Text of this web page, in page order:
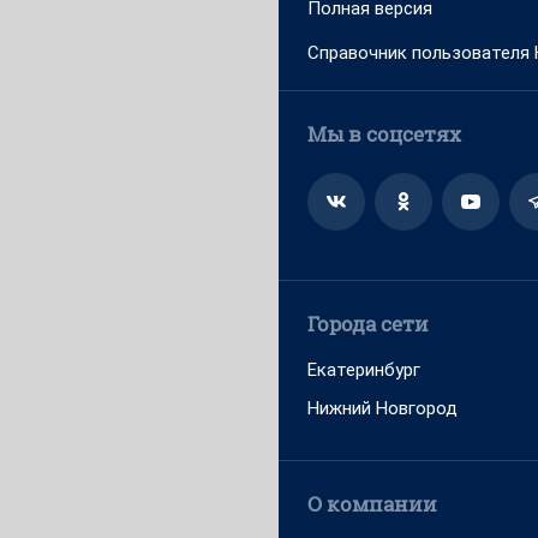
Полная версия
Справочник пользователя
Мы в соцсетях
Города сети
Екатеринбург
Нижний Новгород
О компании